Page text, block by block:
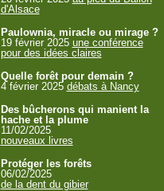
d'Alsace
Paulownia, miracle ou mirage ?
19 février 2025 une conférence
pour des idées claires
Quelle forêt pour demain ?
4 février 2025 débats à Nancy
Des bûcherons qui manient la
hache et la plume
11/02/2025
nouveaux livres
Protéger les forêts
06/02/2025
de la dent du gibier